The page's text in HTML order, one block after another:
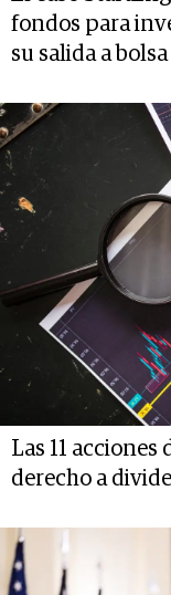
fondos para
su salida a bolsa
Las 11
derecho a